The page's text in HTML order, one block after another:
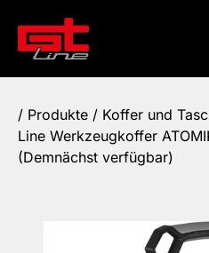
/ Produkte / Koffer und
Line Werkzeugkoffer
(Demnächst verfügbar)